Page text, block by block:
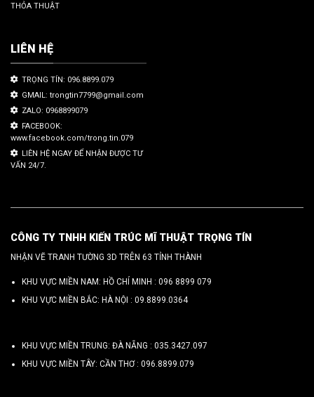
THỎA THUẬT
LIÊN HỆ
TRỌNG TÍN: 096.8899.079
GMAIL: trongtin7799@gmail.com
ZALO: 0968899079
FACEBOOK:
www.facebook.com/trong.tin.079
LIÊN HỆ NGAY ĐỂ NHẬN ĐƯỢC TƯ
VẤN 24/7.
CÔNG TY TNHH KIẾN TRÚC MĨ THUẬT TRỌNG TÍN
NHẬN VẼ TRANH TƯỜNG 3D TRÊN 63 TỈNH THÀNH
KHU VỰC MIỀN NAM: HỒ CHÍ MINH : 096 8899 079
KHU VỰC MIỀN BẮC: HÀ NỘI : 09.8899.0364
KHU VỰC MIỀN TRUNG: ĐÀ NẴNG : 035.3427.097
KHU VỰC MIỀN TÂY: CẦN THƠ : 096.8899.079